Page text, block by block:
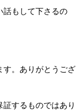
話もして下さるの
す。ありがとうござ
するものではあり